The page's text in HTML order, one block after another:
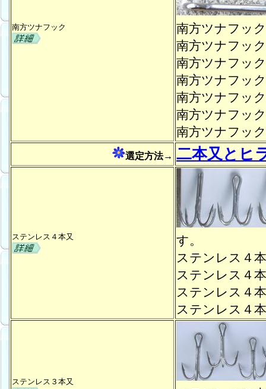
南方ツナフック
南方ツナフッ
南方ツナフッ
南方ツナフッ
南方ツナフッ
南方ツナフッ
南方ツナフッ
南方ツナフッ
選定方法→ 二本又とヒ
ステンレス４本又
す。
ステンレス４
ステンレス４
ステンレス４
ステンレス４
ステンレス３本又